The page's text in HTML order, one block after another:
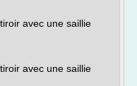
avec une saillie
avec une saillie